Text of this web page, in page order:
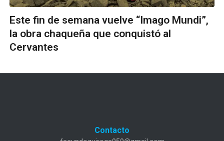
Este fin de semana vuelve “Imago Mundi”,
la obra chaqueña que conquistó al
Cervantes
Contacto